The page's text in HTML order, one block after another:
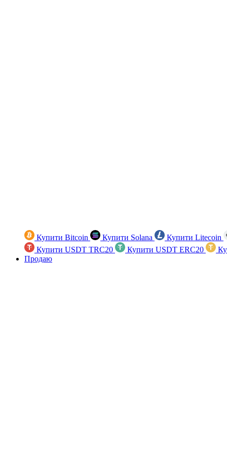
Купити Bitcoin Купити Solana
Купити Litecoin
Купити USDT TRC20
Купити USDT ERC20
Продаю